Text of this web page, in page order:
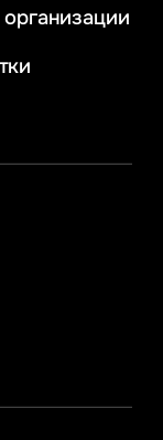
бизнесе